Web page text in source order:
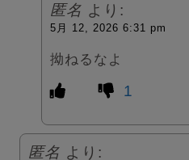
匿名 より:
5月 12, 2026 6:31 pm
拗ねるなよ
1
匿名 より: